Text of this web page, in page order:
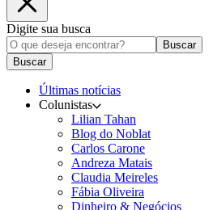
Digite sua busca
Buscar
Buscar
Últimas notícias
Colunistas
Lilian Tahan
Blog do Noblat
Carlos Carone
Andreza Matais
Claudia Meireles
Fábia Oliveira
Dinheiro & Negócios